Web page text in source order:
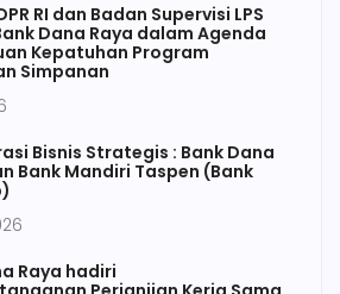
RI dan Badan Supervisi LPS
Dana Raya dalam Agenda
Kepatuhan Program
Simpanan
Bisnis Strategis : Bank Dana
Bank Mandiri Taspen (Bank
Raya hadiri